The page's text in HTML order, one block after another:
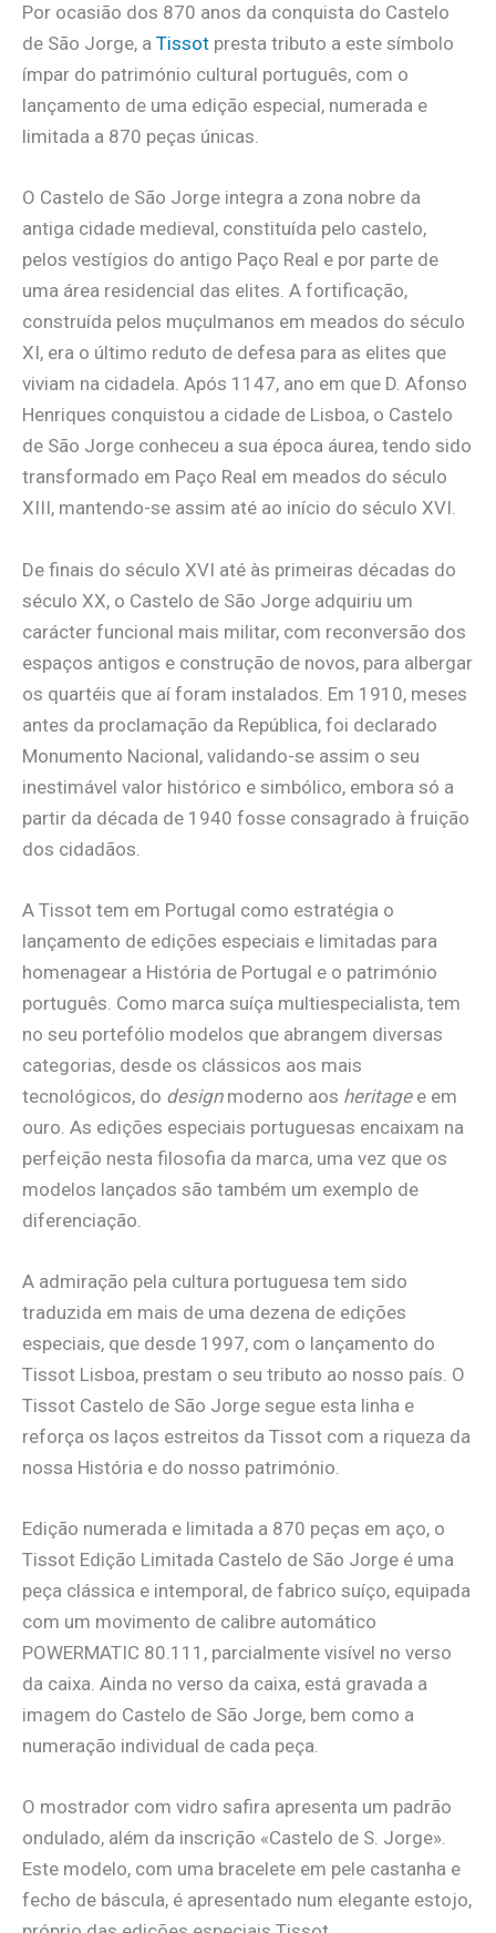
Por ocasião dos 870 anos da conquista do Castelo
de São Jorge, a Tissot presta tributo a este símbolo
ímpar do património cultural português, com o
lançamento de uma edição especial, numerada e
limitada a 870 peças únicas.
O Castelo de São Jorge integra a zona nobre da
antiga cidade medieval, constituída pelo castelo,
pelos vestígios do antigo Paço Real e por parte de
uma área residencial das elites. A fortificação,
construída pelos muçulmanos em meados do século
XI, era o último reduto de defesa para as elites que
viviam na cidadela. Após 1147, ano em que D. Afonso
Henriques conquistou a cidade de Lisboa, o Castelo
de São Jorge conheceu a sua época áurea, tendo sido
transformado em Paço Real em meados do século
XIII, mantendo-se assim até ao início do século XVI.
De finais do século XVI até às primeiras décadas do
século XX, o Castelo de São Jorge adquiriu um
carácter funcional mais militar, com reconversão dos
espaços antigos e construção de novos, para albergar
os quartéis que aí foram instalados. Em 1910, meses
antes da proclamação da República, foi declarado
Monumento Nacional, validando-se assim o seu
inestimável valor histórico e simbólico, embora só a
partir da década de 1940 fosse consagrado à fruição
dos cidadãos.
A Tissot tem em Portugal como estratégia o
lançamento de edições especiais e limitadas para
homenagear a História de Portugal e o património
português. Como marca suíça multiespecialista, tem
no seu portefólio modelos que abrangem diversas
categorias, desde os clássicos aos mais
tecnológicos, do designmoderno aos heritagee em
ouro. As edições especiais portuguesas encaixam na
perfeição nesta filosofia da marca, uma vez que os
modelos lançados são também um exemplo de
diferenciação.
A admiração pela cultura portuguesa tem sido
traduzida em mais de uma dezena de edições
especiais, que desde 1997, com o lançamento do
Tissot Lisboa, prestam o seu tributo ao nosso país. O
Tissot Castelo de São Jorge segue esta linha e
reforça os laços estreitos da Tissot com a riqueza da
nossa História e do nosso património.
Edição numerada e limitada a 870 peças em aço, o
Tissot Edição Limitada Castelo de São Jorge é uma
peça clássica e intemporal, de fabrico suíço, equipada
com um movimento de calibre automático
POWERMATIC 80.111, parcialmente visível no verso
da caixa. Ainda no verso da caixa, está gravada a
imagem do Castelo de São Jorge, bem como a
numeração individual de cada peça.
O mostrador com vidro safira apresenta um padrão
ondulado, além da inscrição «Castelo de S. Jorge».
Este modelo, com uma bracelete em pele castanha e
fecho de báscula, é apresentado num elegante estojo,